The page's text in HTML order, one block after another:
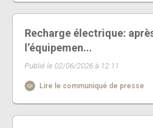
Recharge électrique:
l’équipemen...
Publié le 02/06/2026 à 12:11
Lire le communiqué de presse